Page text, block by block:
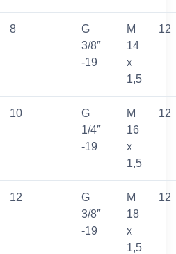
8
G
3/8″
-19
M
14
x
1,5
12
10
G
1/4″
-19
M
16
x
1,5
12
12
G
3/8″
-19
M
18
x
1,5
12